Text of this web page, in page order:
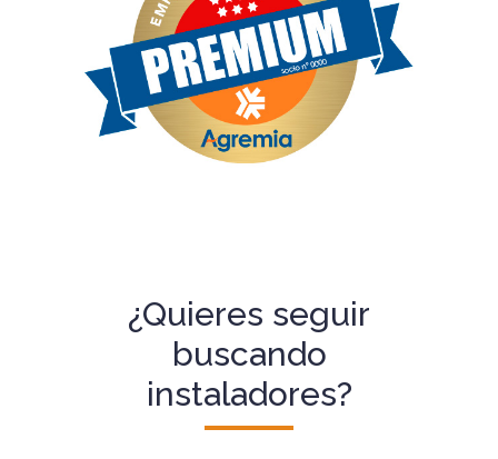
¿Quieres seguir
buscando
instaladores?